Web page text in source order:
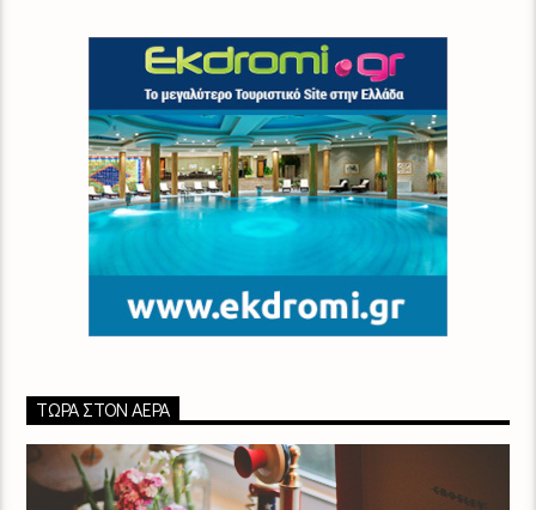
ΤΏΡΑ ΣΤΟΝ ΑΈΡΑ